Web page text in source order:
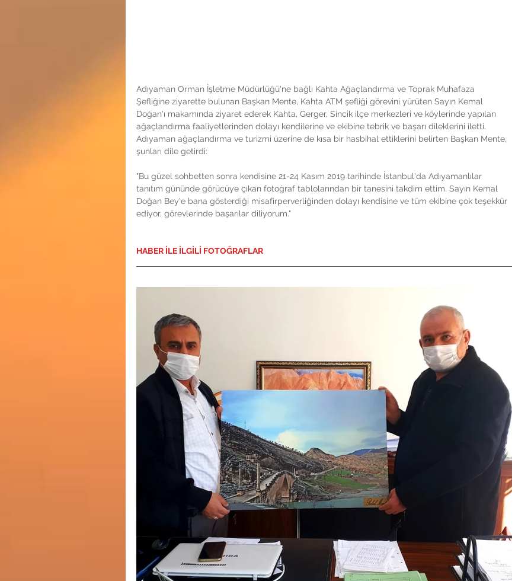
Adıyaman Orman İşletme Müdürlüğü'ne bağlı Kahta Ağaçlandırma ve Toprak Muhafaza
Şefliğine ziyarette bulunan Başkan Mente, Kahta ATM şefliği görevini yürüten Sayın Kemal
Doğan'ı makamında ziyaret ederek Kahta, Gerger, Sincik ilçe merkezleri ve köylerinde yapılan
ağaçlandırma faaliyetlerinden dolayı kendilerine ve ekibine tebrik ve başarı dileklerini iletti.
Adıyaman ağaçlandırma ve turizmi üzerine de kısa bir hasbihal ettiklerini belirten Başkan Mente,
şunları dile getirdi:
"Bu güzel sohbetten sonra kendisine 21-24 Kasım 2019 tarihinde İstanbul'da Adıyamanlılar
tanıtım gününde görücüye çıkan fotoğraf tablolarından bir tanesini takdim ettim. Sayın Kemal
Doğan Bey'e bana gösterdiği misafirperverliğinden dolayı kendisine ve tüm ekibine çok teşekkür
ediyor, görevlerinde başarılar diliyorum."
HABER İLE İLGİLİ FOTOĞRAFLAR